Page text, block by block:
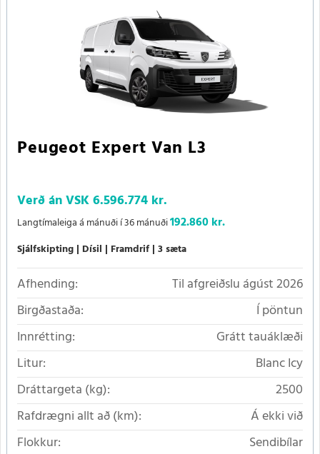
Peugeot Expert Van L3
Verð án VSK6.596.774 kr.
Langtímaleiga á mánuði í 36 mánuði192.860 kr.
Sjálfskipting Dísil Framdrif 3 sæta
Afhending:
Til afgreiðslu ágúst 2026
Birgðastaða:
Í pöntun
Innrétting:
Grátt tauáklæði
Litur:
Blanc Icy
Dráttargeta (kg):
2500
Rafdrægni allt að (km):
Á ekki við
Flokkur:
Sendibílar